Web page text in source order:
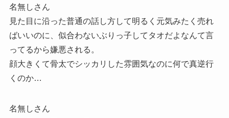
名無しさん
見た目に沿った普通の話し方して明るく元気みたく売れ
ばいいのに、似合わないぶりっ子してタオだよなんて言
ってるから嫌悪される。
顔大きくて骨太でシッカリした雰囲気なのに何で真逆行
くのか…
名無しさん